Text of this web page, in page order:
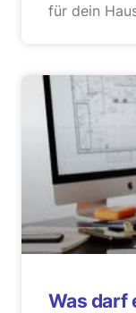
für dein
Was darf